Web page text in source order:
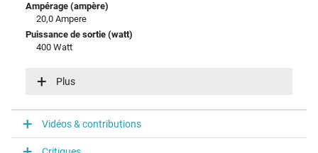
Ampérage (ampère)
20,0 Ampere
Puissance de sortie (watt)
400 Watt
100-240V / 50-60Hz
Connecteur du portable
Plus
Vidéos & contributions